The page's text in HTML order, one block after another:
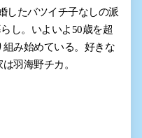
したバツイチ子なしの派
し。いよいよ50歳を超
み始めている。好きな
羽海野チカ。